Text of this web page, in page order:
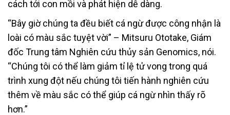
cách tới con mồi và phát hiện dễ dàng.
“Bây giờ chúng ta đều biết cá ngừ được công nhận là
loài có màu sắc tuyệt vời” – Mitsuru Ototake, Giám
đốc Trung tâm Nghiên cứu thủy sản Genomics, nói.
“Chúng tôi có thể làm giảm tỉ lệ tử vong trong quá
trình xung đột nếu chúng tôi tiến hành nghiên cứu
thêm về màu sắc có thể giúp cá ngừ nhìn thấy rõ
hơn.”